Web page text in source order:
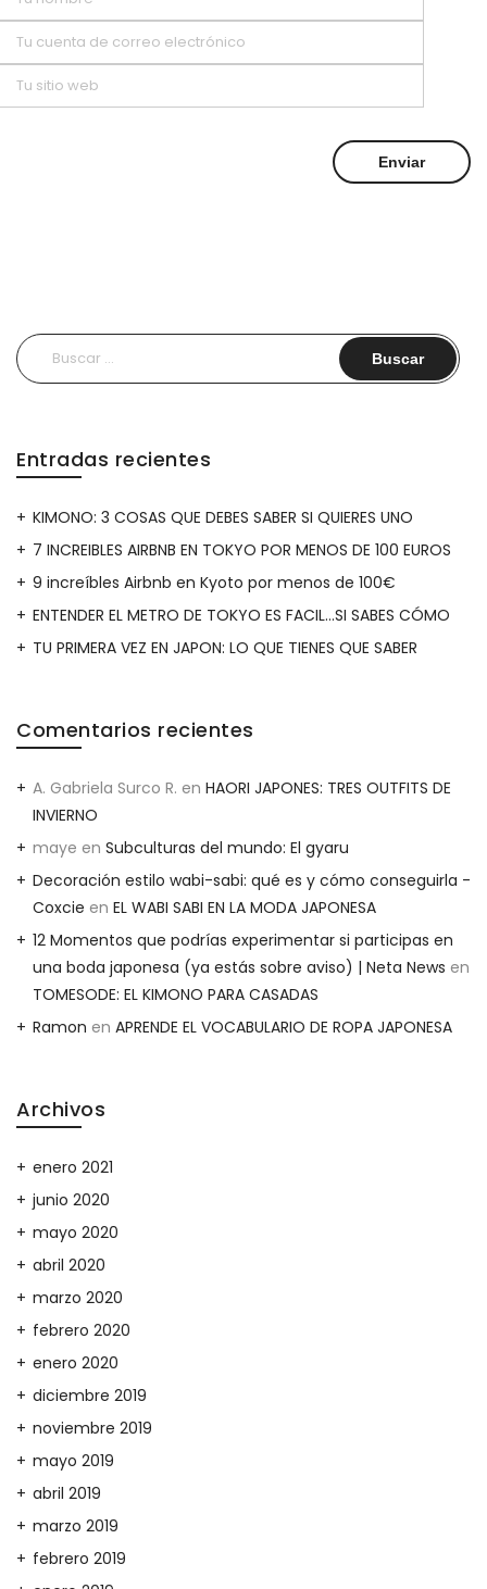
Buscar:
Entradas recientes
KIMONO: 3 COSAS QUE DEBES SABER SI QUIERES UNO
7 INCREIBLES AIRBNB EN TOKYO POR MENOS DE 100 EUROS
9 increíbles Airbnb en Kyoto por menos de 100€
ENTENDER EL METRO DE TOKYO ES FACIL…SI SABES CÓMO
TU PRIMERA VEZ EN JAPON: LO QUE TIENES QUE SABER
Comentarios recientes
A. Gabriela Surco R. en HAORI JAPONES: TRES OUTFITS DE
INVIERNO
maye en Subculturas del mundo: El gyaru
Decoración estilo wabi-sabi: qué es y cómo conseguirla -
Coxcie en EL WABI SABI EN LA MODA JAPONESA
12 Momentos que podrías experimentar si participas en
una boda japonesa (ya estás sobre aviso) | Neta News en
TOMESODE: EL KIMONO PARA CASADAS
Ramon en APRENDE EL VOCABULARIO DE ROPA JAPONESA
Archivos
enero 2021
junio 2020
mayo 2020
abril 2020
marzo 2020
febrero 2020
enero 2020
diciembre 2019
noviembre 2019
mayo 2019
abril 2019
marzo 2019
febrero 2019